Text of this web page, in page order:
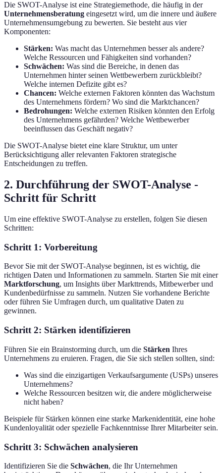
Die SWOT-Analyse ist eine Strategiemethode, die häufig in der
Unternehmensberatung eingesetzt wird, um die innere und äußere
Unternehmensumgebung zu bewerten. Sie besteht aus vier
Komponenten:
Stärken: Was macht das Unternehmen besser als andere?
Welche Ressourcen und Fähigkeiten sind vorhanden?
Schwächen: Was sind die Bereiche, in denen das
Unternehmen hinter seinen Wettbewerbern zurückbleibt?
Welche internen Defizite gibt es?
Chancen: Welche externen Faktoren könnten das Wachstum
des Unternehmens fördern? Wo sind die Marktchancen?
Bedrohungen: Welche externen Risiken könnten den Erfolg
des Unternehmens gefährden? Welche Wettbewerber
beeinflussen das Geschäft negativ?
Die SWOT-Analyse bietet eine klare Struktur, um unter
Berücksichtigung aller relevanten Faktoren strategische
Entscheidungen zu treffen.
2. Durchführung der SWOT-Analyse -
Schritt für Schritt
Um eine effektive SWOT-Analyse zu erstellen, folgen Sie diesen
Schritten:
Schritt 1: Vorbereitung
Bevor Sie mit der SWOT-Analyse beginnen, ist es wichtig, die
richtigen Daten und Informationen zu sammeln. Starten Sie mit einer
Marktforschung, um Insights über Markttrends, Mitbewerber und
Kundenbedürfnisse zu sammeln. Nutzen Sie vorhandene Berichte
oder führen Sie Umfragen durch, um qualitative Daten zu
gewinnen.
Schritt 2: Stärken identifizieren
Führen Sie ein Brainstorming durch, um die Stärken Ihres
Unternehmens zu eruieren. Fragen, die Sie sich stellen sollten, sind:
Was sind die einzigartigen Verkaufsargumente (USPs) unseres
Unternehmens?
Welche Ressourcen besitzen wir, die andere möglicherweise
nicht haben?
Beispiele für Stärken können eine starke Markenidentität, eine hohe
Kundenloyalität oder spezielle Fachkenntnisse Ihrer Mitarbeiter sein.
Schritt 3: Schwächen analysieren
Identifizieren Sie die Schwächen, die Ihr Unternehmen